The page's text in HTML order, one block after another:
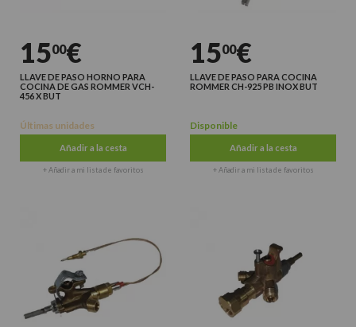
1500€
LLAVE DE PASO HORNO PARA
COCINA DE GAS ROMMER VCH-
456 X BUT
Últimas unidades
Añadir a la cesta
+ Añadir a mi lista de favoritos
1500€
LLAVE DE PASO PARA COCINA
ROMMER CH-925 PB INOX BUT
Disponible
Añadir a la cesta
+ Añadir a mi lista de favoritos